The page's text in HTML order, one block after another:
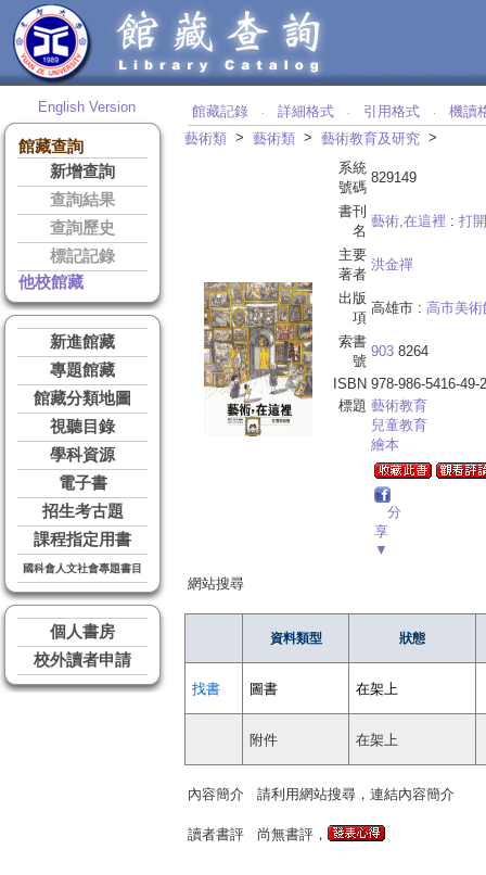
English Version
館藏查詢
新增查詢
查詢結果
查詢歷史
標記記錄
他校館藏
新進館藏
專題館藏
館藏分類地圖
視聽目錄
學科資源
電子書
招生考古題
課程指定用書
國科會人文社會專題書目
個人書房
校外讀者申請
館藏記錄 ‧ 詳細格式 ‧ 引用格式 ‧
機讀
藝術類 > 藝術類 > 藝術教育及研究 >
系統
號碼
829149
書刊
名
藝術,在這裡 : 打
主要
著者
洪金禪
出版
項
高雄市 : 高市美術
索書
號
903 8264
ISBN 978-986-5416-49-2
標題 藝術教育
兒童教育
繪本
分
享
▼
網站搜尋
資料類型 狀態
找書 圖書 在架上
附件 在架上
內容簡介 請利用網站搜尋，連結內容簡介
讀者書評 尚無書評，